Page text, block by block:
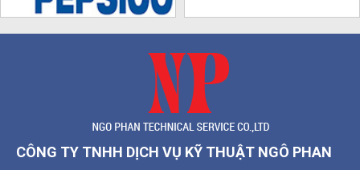
CÔNG TY TNHH DỊCH VỤ KỸ THUẬT NGÔ PHAN